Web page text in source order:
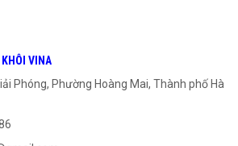
999 ₫
VINA
Phóng, Phường Hoàng Mai, Thành phố Hà